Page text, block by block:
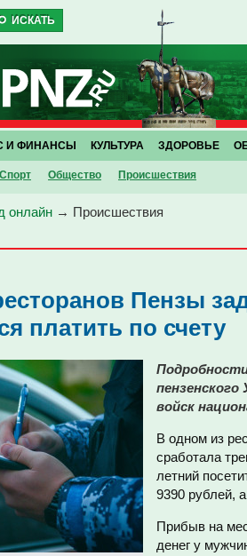
Спорт Общество Проиcшествия
И ФИНАНСЫ КУЛЬТУРА ЗДОРОВЬЕ
онлайн → Проиcшествия
Пензы
платить по счету
Подробности
войск
В одном из
сработала
летний
9390 рублей,
Прибыв на
денег у